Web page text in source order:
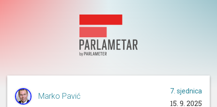
Marko Pavić
7. sjednica
15. 9. 2025